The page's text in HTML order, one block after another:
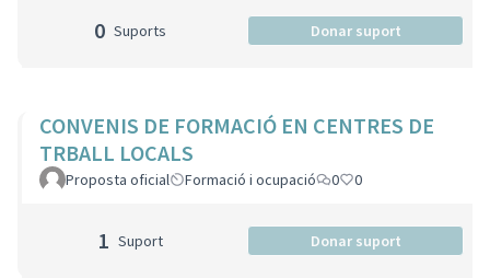
0 Suports Donar suport
CONVENIS DE FORMACIÓ EN CENTRES DE
TRBALL LOCALS
Proposta oficial Formació i ocupació 0 0
1 Suport Donar suport